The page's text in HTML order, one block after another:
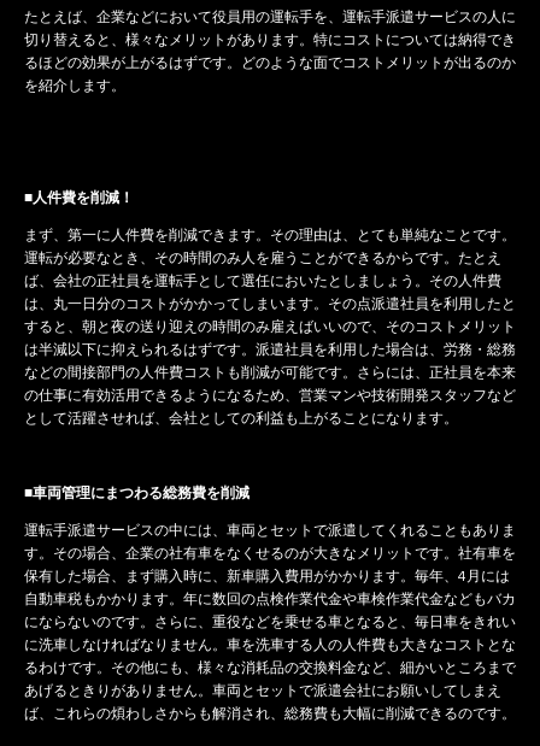
たとえば、企業などにおいて役員用の運転手を、運転手派遣サービスの人に
切り替えると、様々なメリットがあります。特にコストについては納得でき
るほどの効果が上がるはずです。どのような面でコストメリットが出るのか
を紹介します。
■人件費を削減！
まず、第一に人件費を削減できます。その理由は、とても単純なことです。
運転が必要なとき、その時間のみ人を雇うことができるからです。たとえ
ば、会社の正社員を運転手として選任においたとしましょう。その人件費
は、丸一日分のコストがかかってしまいます。その点派遣社員を利用したと
すると、朝と夜の送り迎えの時間のみ雇えばいいので、そのコストメリット
は半減以下に抑えられるはずです。派遣社員を利用した場合は、労務・総務
などの間接部門の人件費コストも削減が可能です。さらには、正社員を本来
の仕事に有効活用できるようになるため、営業マンや技術開発スタッフなど
として活躍させれば、会社としての利益も上がることになります。
■車両管理にまつわる総務費を削減
運転手派遣サービスの中には、車両とセットで派遣してくれることもありま
す。その場合、企業の社有車をなくせるのが大きなメリットです。社有車を
保有した場合、まず購入時に、新車購入費用がかかります。毎年、4月には
自動車税もかかります。年に数回の点検作業代金や車検作業代金などもバカ
にならないのです。さらに、重役などを乗せる車となると、毎日車をきれい
に洗車しなければなりません。車を洗車する人の人件費も大きなコストとな
るわけです。その他にも、様々な消耗品の交換料金など、細かいところまで
あげるときりがありません。車両とセットで派遣会社にお願いしてしまえ
ば、これらの煩わしさからも解消され、総務費も大幅に削減できるのです。